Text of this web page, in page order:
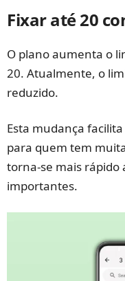
Fixar até 20
O plano aumenta o
20. Atualmente, o
reduzido.
Esta mudança
para quem tem
torna-se mais rápido
importantes.